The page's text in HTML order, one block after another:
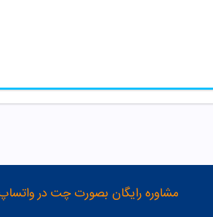
مشاوره رایگان بصورت چت در واتساپ و تلگرام با